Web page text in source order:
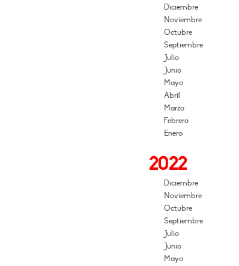
Diciembre
Noviembre
Octubre
Septiembre
Julio
Junio
Mayo
Abril
Marzo
Febrero
Enero
2022
Diciembre
Noviembre
Octubre
Septiembre
Julio
Junio
Mayo